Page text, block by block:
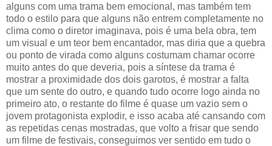
alguns com uma trama bem emocional, mas também tem
todo o estilo para que alguns não entrem completamente no
clima como o diretor imaginava, pois é uma bela obra, tem
um visual e um teor bem encantador, mas diria que a quebra
ou ponto de virada como alguns costumam chamar ocorre
muito antes do que deveria, pois a síntese da trama é
mostrar a proximidade dos dois garotos, é mostrar a falta
que um sente do outro, e quando tudo ocorre logo ainda no
primeiro ato, o restante do filme é quase um vazio sem o
jovem protagonista explodir, e isso acaba até cansando com
as repetidas cenas mostradas, que volto a frisar que sendo
um filme de festivais, conseguimos ver sentido em tudo o